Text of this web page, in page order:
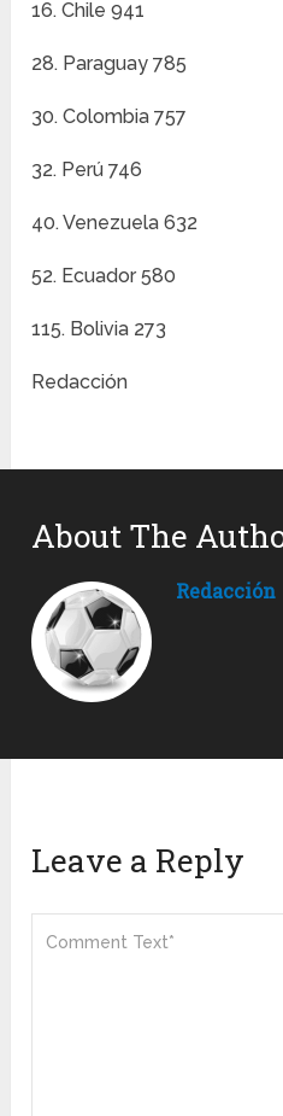
16. Chile 941
28. Paraguay 785
30. Colombia 757
32. Perú 746
40. Venezuela 632
52. Ecuador 580
115. Bolivia 273
About The
Redacción
Leave a Reply